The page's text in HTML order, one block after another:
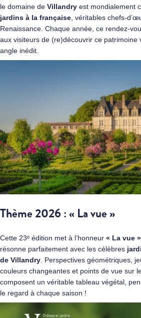
le domaine de Villandry est mondialement
jardins à la française , véritables chefs-
Renaissance. Chaque année, ce rendez-
aux visiteurs de (re)découvrir ce patrimoine
angle inédit.
Thème 2026 : « La vue »
Cette 23ᵉ édition met à l’honneur « La vue »
résonne parfaitement avec les célèbres
de Villandry . Perspectives géométriques,
couleurs changeantes et points de vue sur
composent un véritable tableau végétal,
le regard à chaque saison !